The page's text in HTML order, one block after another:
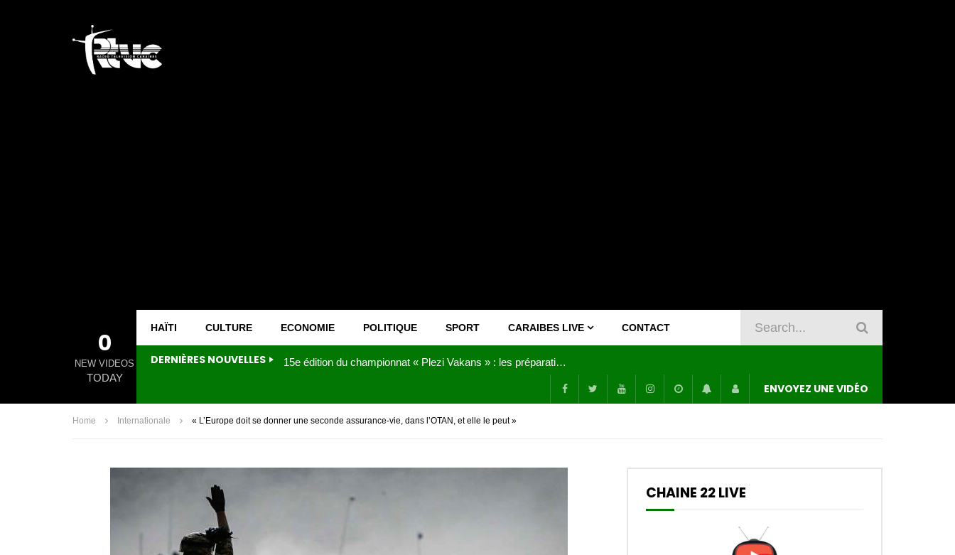
0
NEW VIDEOS
TODAY
HAÏTI CULTURE ECONOMIE POLITIQUE SPORT CARAIBES LIVE CONTACT
DERNIÈRES NOUVELLES Joy Clerf Derisier, sur les traces de son père : évangéliser par la musique
ENVOYEZ UNE VIDÉO
Home Internationale « L’Europe doit se donner une seconde assurance-vie, dans l’OTAN, et elle le peut »
CHAINE 22 LIVE